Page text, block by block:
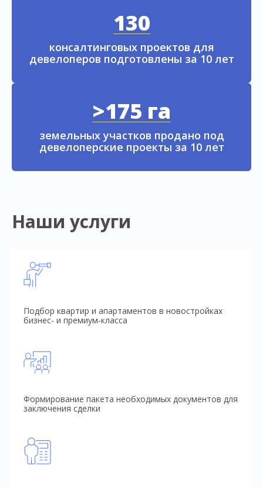
130
консалтинговых проектов для
девелоперов подготовлены за 10 лет
>175 га
земельных участков продано под
девелоперские проекты за 10 лет
Наши услуги
Подбор квартир и апартаментов в новостройках
бизнес- и премиум-класса
Формирование пакета необходимых документов для
заключения сделки